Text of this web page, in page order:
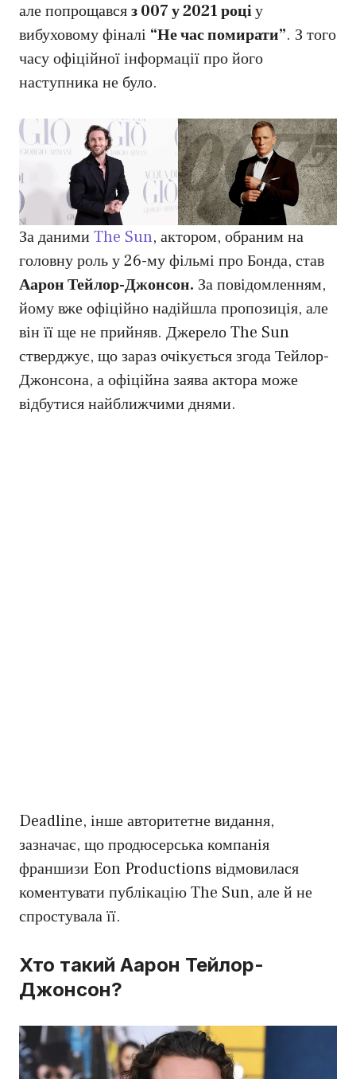
але попрощавсяз 007 у 2021 роціу
вибуховому фіналі “Не час помирати”. З того
часу офіційної інформації про його
наступника не було.
За данимиThe Sun, актором, обраним на
головну роль у 26-му фільмі про Бонда, став
Аарон Тейлор-Джонсон. За повідомленням,
йому вже офіційно надійшла пропозиція, але
він її ще не прийняв. Джерело The Sun
стверджує, що зараз очікується згода Тейлор-
Джонсона, а офіційна заява актора може
відбутися найближчими днями.
Deadline, інше авторитетне видання,
зазначає, що продюсерська компанія
франшизи Eon Productions відмовилася
коментувати публікацію The Sun, але й не
спростувала її.
Хто такий Аарон Тейлор-
Джонсон?